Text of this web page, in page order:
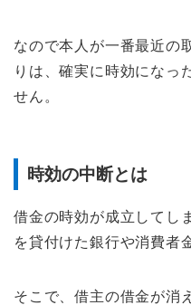
なので本人が一番最近の
りは、確実に時効になっ
せん。
時効の中断とは
借金の時効が成立してし
を貸付けた銀行や消費者
そこで、借主の借金が消